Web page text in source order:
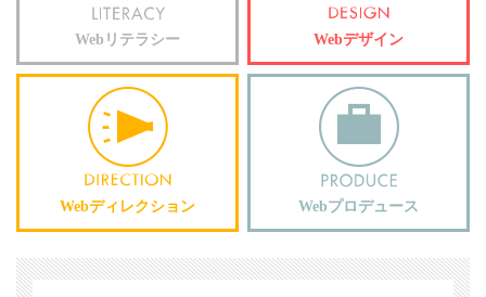
Webリテラシー Webデザイン
Webディレクション Webプロデュース